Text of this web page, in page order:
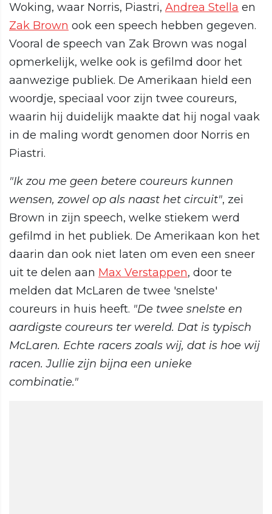
Woking, waar Norris, Piastri, Andrea Stella en
Zak Brown ook een speech hebben gegeven.
Vooral de speech van Zak Brown was nogal
opmerkelijk, welke ook is gefilmd door het
aanwezige publiek. De Amerikaan hield een
woordje, speciaal voor zijn twee coureurs,
waarin hij duidelijk maakte dat hij nogal vaak
in de maling wordt genomen door Norris en
Piastri.
"Ik zou me geen betere coureurs kunnen
wensen, zowel op als naast het circuit", zei
Brown in zijn speech, welke stiekem werd
gefilmd in het publiek. De Amerikaan kon het
daarin dan ook niet laten om even een sneer
uit te delen aan Max Verstappen, door te
melden dat McLaren de twee 'snelste'
coureurs in huis heeft. "De twee snelste en
aardigste coureurs ter wereld. Dat is typisch
McLaren. Echte racers zoals wij, dat is hoe wij
racen. Jullie zijn bijna een unieke
combinatie."